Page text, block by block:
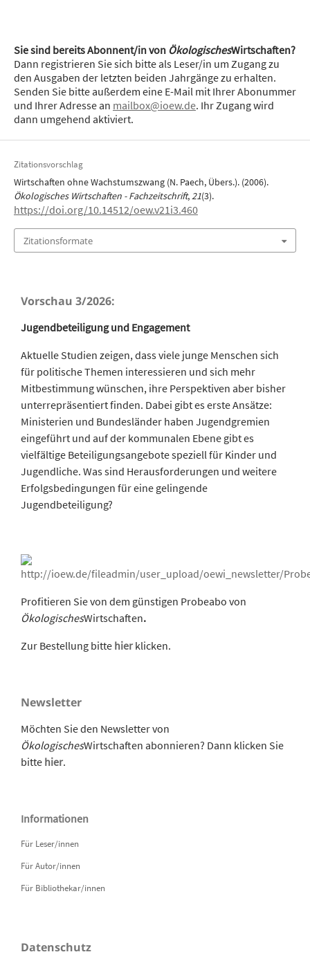
Sie sind bereits Abonnent/in von ÖkologischesWirtschaften?
Dann registrieren Sie sich bitte als Leser/in um Zugang zu
den Ausgaben der letzten beiden Jahrgänge zu erhalten.
Senden Sie bitte außerdem eine E-Mail mit Ihrer Abonummer
und Ihrer Adresse an mailbox@ioew.de. Ihr Zugang wird
dann umgehend aktiviert.
Zitationsvorschlag
Wirtschaften ohne Wachstumszwang (N. Paech, Übers.). (2006).
Ökologisches Wirtschaften - Fachzeitschrift,21(3).
https://doi.org/10.14512/oew.v21i3.460
Zitationsformate
Vorschau 3/2026:
Jugendbeteiligung und Engagement
Aktuelle Studien zeigen, dass viele junge Menschen sich
für politische Themen interessieren und sich mehr
Mitbestimmung wünschen, ihre Perspektiven aber bisher
unterrepräsentiert finden. Dabei gibt es erste Ansätze:
Ministerien und Bundesländer haben Jugendgremien
eingeführt und auf der kommunalen Ebene gibt es
vielfältige Beteiligungsangebote speziell für Kinder und
Jugendliche. Was sind Herausforderungen und weitere
Erfolgsbedingungen für eine gelingende
Jugendbeteiligung?
Profitieren Sie von dem günstigen Probeabo von
ÖkologischesWirtschaften.
Zur Bestellung bitte hier klicken.
Newsletter
Möchten Sie den Newsletter von
ÖkologischesWirtschaften abonnieren? Dann klicken Sie
bitte hier.
Informationen
Für Leser/innen
Für Autor/innen
Für Bibliothekar/innen
Datenschutz